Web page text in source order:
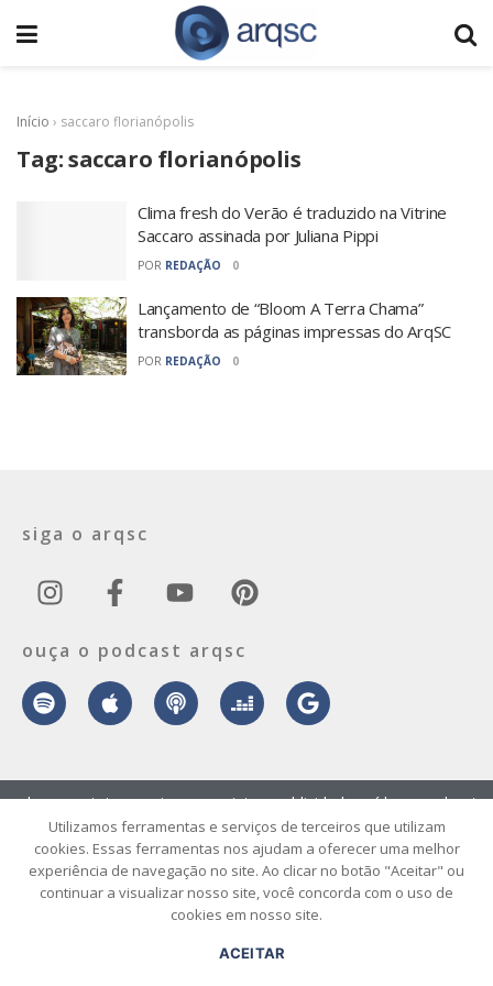
Início › saccaro florianópolis
Tag:saccaro florianópolis
Clima fresh do Verão é traduzido na Vitrine
Saccaro assinada por Juliana Pippi
POR REDAÇÃO 0
Lançamento de “Bloom A Terra Chama”
transborda as páginas impressas do ArqSC
POR REDAÇÃO 0
siga o arqsc
ouça o podcast arqsc
© 2026 ArqSC – Portal de Arquitetura, Interiores, Design e Arte de
Santa Catarina – Todos os Direitos Reservados.
sobre contato envie seu projeto publicidade vídeo podcast
Utilizamos ferramentas e serviços de terceiros que utilizam
cookies. Essas ferramentas nos ajudam a oferecer uma melhor
experiência de navegação no site. Ao clicar no botão "Aceitar" ou
continuar a visualizar nosso site, você concorda com o uso de
cookies em nosso site.
ACEITAR